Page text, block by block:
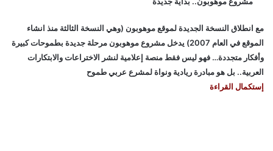
مع انطلاق النسخة الجديدة لموقع موهوبون (وهي النسخة الثالثة منذ انشاء
الموقع في العام 2007) يدخل مشروع موهوبون مرحلة جديدة بطموحات كبيرة
وأفكار متجددة… فهو ليس فقط منصة إعلامية لنشر الاختراعات والابتكارات
العربية.. بل هو مبادرة ريادية ونواة لمشرع عربي طموح
إستكمال القراءة